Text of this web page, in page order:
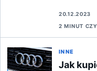
20.12.2023
2 MINUT
INNE
Jak